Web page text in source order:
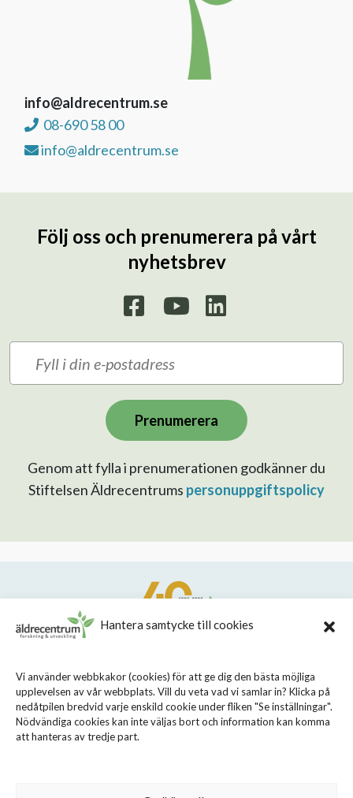
Hantera samtycke till cookies
Vi använder webbkakor (cookies) för att ge dig den bästa möjliga
upplevelsen av vår webbplats. Vill du veta vad vi samlar in? Klicka på
nedåtpilen bredvid varje enskild cookie under fliken "Se inställningar".
Nödvändiga cookies kan inte väljas bort och information kan komma
att hanteras av tredje part.
info@aldrecentrum.se
08-690 58 00
info@aldrecentrum.se
Följ oss och prenumerera på vårt
nyhetsbrev
Prenumerera
Genom att fylla i prenumerationen godkänner du
Stiftelsen Äldrecentrums personuppgiftspolicy
Sveavägen 155, 113 46 Stockholm
08 - 690 58 00
info@aldrecentrum.se